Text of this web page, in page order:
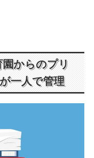
園からのプリ
一人で管理